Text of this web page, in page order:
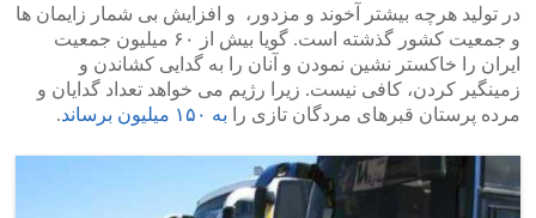
در تولید هرچه بیشتر آخوند و مزدور، و افزایش بی شمار زایمان ها
و جمعیت کشور گذشته است. گویا بیش از ۶۰ میلیون جمعیت
ایران را خاکستر نشین نمودن و آنان را به گدایی کشاندن و
زمینگیر کردن، کافی نیست. زیرا رژیم می خواهد تعداد گدایان و
مرده پرستان قبرهای مردگان تازی را به ۱۵۰ میلیون برساند .